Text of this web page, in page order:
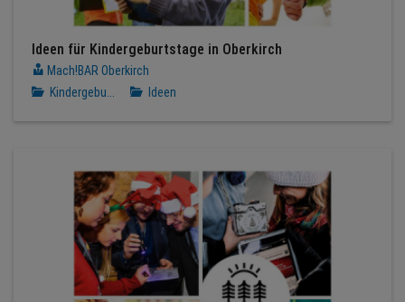
Ideen für Kindergeburtstage in Oberkirch
Mach!BAR Oberkirch
Kindergebu...
Ideen